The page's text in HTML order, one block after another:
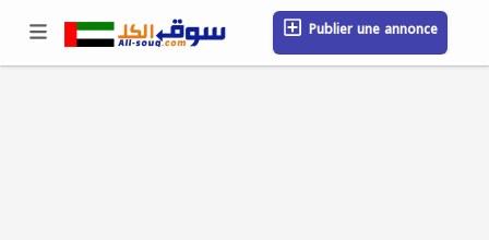
Publier une annonce
Se connecter / S'inscrire